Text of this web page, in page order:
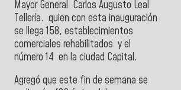
Mayor General Carlos Augusto Leal
Tellería. quien con esta inauguración
se llega 158, establecimientos
comerciales rehabilitados y el
número 14 en la ciudad Capital.
Agregó que este fin de semana se